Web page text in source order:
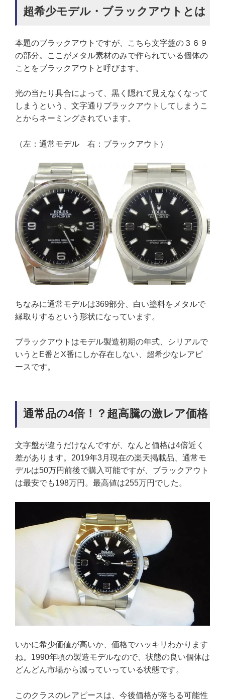
超希少モデル・ブラックアウトとは
本題のブラックアウトですが、こちら文字盤の３６９
の部分。ここがメタル素材のみで作られている個体の
ことをブラックアウトと呼びます。
光の当たり具合によって、黒く隠れて見えなくなって
しまうという、文字通りブラックアウトしてしまうこ
とからネーミングされています。
（左：通常モデル 右：ブラックアウト）
ちなみに通常モデルは369部分、白い塗料をメタルで
縁取りするという形状になっています。
ブラックアウトはモデル製造初期の年式、シリアルで
いうとE番とX番にしか存在しない、超希少なレアピ
ースです。
通常品の4倍！？超高騰の激レア価格
文字盤が違うだけなんですが、なんと価格は4倍近く
差があります。2019年3月現在の楽天掲載品、通常モ
デルは50万円前後で購入可能ですが、ブラックアウト
は最安でも198万円。最高値は255万円でした。
いかに希少価値が高いか、価格でハッキリわかります
ね。1990年頃の製造モデルなので、状態の良い個体は
どんどん市場から減っていっている状態です。
このクラスのレアピースは、今後価格が落ちる可能性